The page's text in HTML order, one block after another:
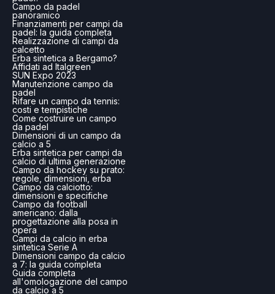
Campo da padel
panoramico
Finanziamenti per campi da
padel: la guida completa
Realizzazione di campi da
calcetto
Erba sintetica a Bergamo?
Affidati ad Italgreen
SUN Expo 2023
Manutenzione campo da
padel
Rifare un campo da tennis:
costi e tempistiche
Come costruire un campo
da padel
Dimensioni di un campo da
calcio a 5
Erba sintetica per campi da
calcio di ultima generazione
Campo da hockey su prato:
regole, dimensioni, erba
Campo da calciotto:
dimensioni e specifiche
Campo da football
americano: dalla
progettazione alla posa in
opera
Campi da calcio in erba
sintetica Serie A
Dimensioni campo da calcio
a 7: la guida completa
Guida completa
all'omologazione del campo
da calcio a 5